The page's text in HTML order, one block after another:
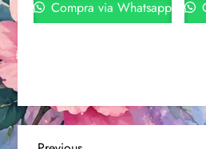
Compra via Whatsapp